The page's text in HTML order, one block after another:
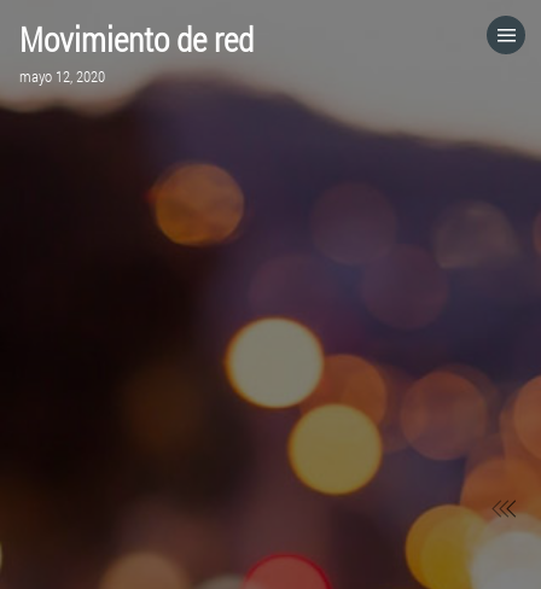
Movimiento de red
mayo 12, 2020
HOME
CATEGORÍAS
IR A